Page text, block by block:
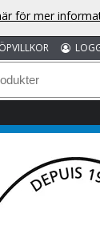
för mer